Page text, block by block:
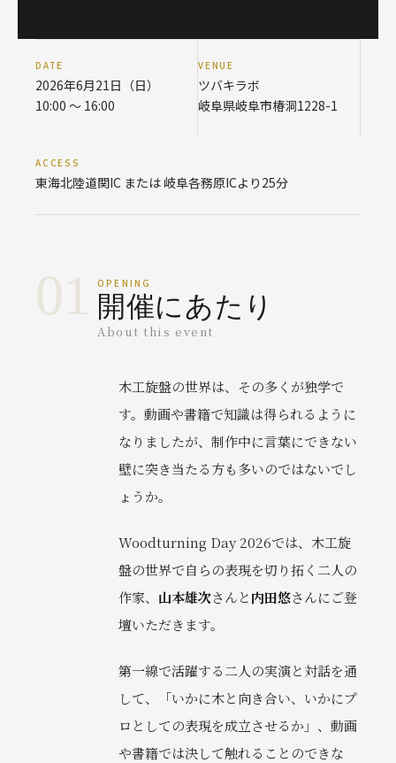
DATE
2026年6月21日（日）
10:00 〜 16:00
VENUE
ツバキラボ
岐阜県岐阜市椿洞1228-1
ACCESS
東海北陸道関IC または 岐阜各務原ICより25分
01 OPENING
開催にあたり
About this event
木工旋盤の世界は、その多くが独学で
す。動画や書籍で知識は得られるように
なりましたが、制作中に言葉にできない
壁に突き当たる方も多いのではないでし
ょうか。
Woodturning Day 2026では、木工旋
盤の世界で自らの表現を切り拓く二人の
作家、 山本雄次さんと内田悠さんにご登
壇いただきます。
第一線で活躍する二人の実演と対話を通
して、「いかに木と向き合い、いかにプ
ロとしての表現を成立させるか」、動画
や書籍では決して触れることのできな